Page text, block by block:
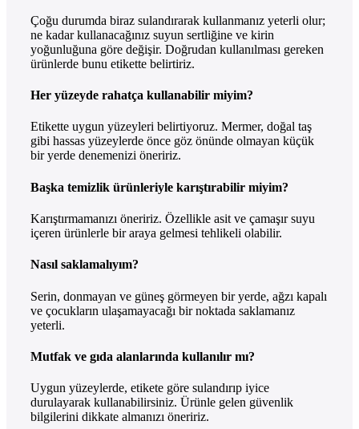
Çoğu durumda biraz sulandırarak kullanmanız yeterli olur;
ne kadar kullanacağınız suyun sertliğine ve kirin
yoğunluğuna göre değişir. Doğrudan kullanılması gereken
ürünlerde bunu etikette belirtiriz.
Her yüzeyde rahatça kullanabilir miyim?
Etikette uygun yüzeyleri belirtiyoruz. Mermer, doğal taş
gibi hassas yüzeylerde önce göz önünde olmayan küçük
bir yerde denemenizi öneririz.
Başka temizlik ürünleriyle karıştırabilir miyim?
Karıştırmamanızı öneririz. Özellikle asit ve çamaşır suyu
içeren ürünlerle bir araya gelmesi tehlikeli olabilir.
Nasıl saklamalıyım?
Serin, donmayan ve güneş görmeyen bir yerde, ağzı kapalı
ve çocukların ulaşamayacağı bir noktada saklamanız
yeterli.
Mutfak ve gıda alanlarında kullanılır mı?
Uygun yüzeylerde, etikete göre sulandırıp iyice
durulayarak kullanabilirsiniz. Ürünle gelen güvenlik
bilgilerini dikkate almanızı öneririz.